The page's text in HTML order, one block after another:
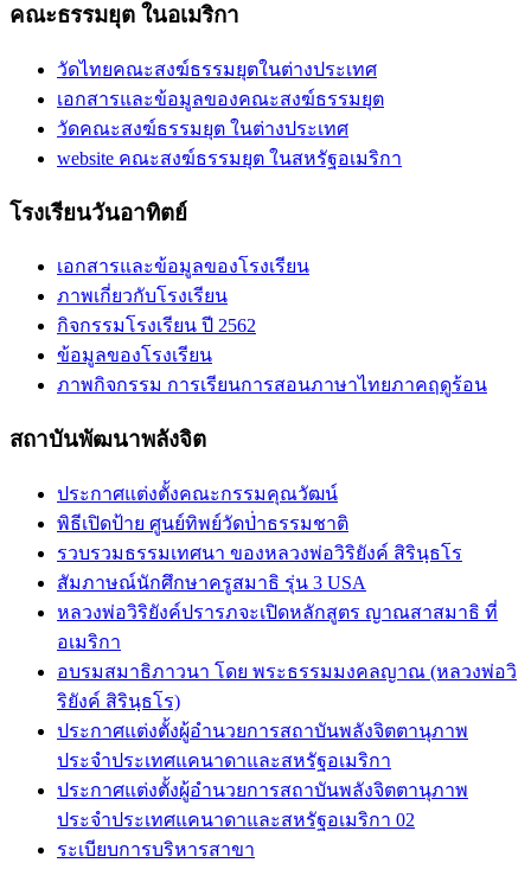
คณะธรรมยุต ในอเมริกา
วัดไทยคณะสงฆ์ธรรมยุตในต่างประเทศ
เอกสารและข้อมูลของคณะสงฆ์ธรรมยุต
วัดคณะสงฆ์ธรรมยุต ในต่างประเทศ
website คณะสงฆ์ธรรมยุต ในสหรัฐอเมริกา
โรงเรียนวันอาทิตย์
เอกสารและข้อมูลของโรงเรียน
ภาพเกี่ยวกับโรงเรียน
กิจกรรมโรงเรียน ปี 2562
ข้อมูลของโรงเรียน
ภาพกิจกรรม การเรียนการสอนภาษาไทยภาคฤดูร้อน
สถาบันพัฒนาพลังจิต
ประกาศแต่งตั้งคณะกรรมคุณวัฒน์
พิธีเปิดป้าย ศูนย์ทิพย์วัดป่่าธรรมชาติ
รวบรวมธรรมเทศนา ของหลวงพ่อวิริยังค์ สิรินฺธโร
สัมภาษณ์นักศึกษาครูสมาธิ รุ่น 3 USA
หลวงพ่อวิริยังค์ปรารภจะเปิดหลักสูตร ญาณสาสมาธิ ที่
อเมริกา
อบรมสมาธิภาวนา โดย พระธรรมมงคลญาณ (หลวงพ่อวิ
ริยังค์ สิรินฺธโร)
ประกาศแต่งตั้งผู้อำนวยการสถาบันพลังจิตตานุภาพ
ประจำประเทศแคนาดาและสหรัฐอเมริกา
ประกาศแต่งตั้งผู้อำนวยการสถาบันพลังจิตตานุภาพ
ประจำประเทศแคนาดาและสหรัฐอเมริกา 02
ระเบียบการบริหารสาขา